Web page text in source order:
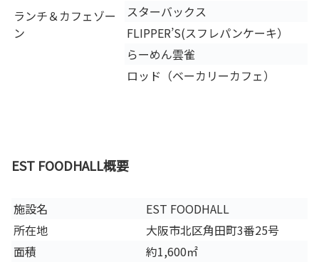
ランチ＆カフェゾー
ン
スターバックス
FLIPPER’S(スフレパンケーキ）
らーめん雲雀
ロッド（ベーカリーカフェ）
EST FOODHALL概要
施設名
EST FOODHALL
所在地
大阪市北区角田町3番25号
面積
約1,600㎡